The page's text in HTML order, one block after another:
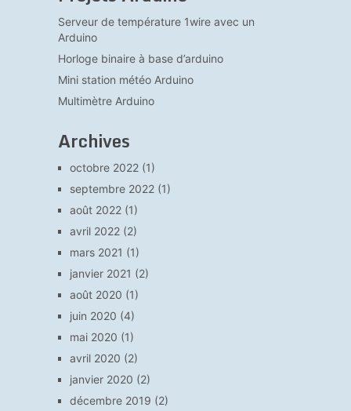
Serveur de température 1wire avec un
Arduino
Horloge binaire à base d’arduino
Mini station météo Arduino
Multimètre Arduino
Archives
octobre 2022(1)
septembre 2022(1)
août 2022(1)
avril 2022(2)
mars 2021 (1)
janvier 2021 (2)
août 2020 (1)
juin 2020 (4)
mai 2020 (1)
avril 2020 (2)
janvier 2020 (2)
décembre 2019 (2)